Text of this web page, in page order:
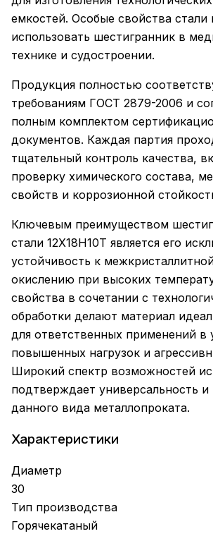
емкостей. Особые свойства стали
использовать шестигранник в
технике и судостроении.
Продукция полностью
требованиям ГОСТ 2879-2006 и
полным комплектом
документов. Каждая партия
тщательный контроль качества,
проверку химического состава,
свойств и коррозионной
Ключевым преимуществом
стали 12Х18Н10Т является его
устойчивость к
окислению при высоких
свойства в сочетании с
обработки делают материал
для ответственных применений в
повышенных нагрузок и
Широкий спектр возможностей
подтверждает универсальность
данного вида металлопроката.
Характеристики
Диаметр
30
Тип производства
Горячекатаный